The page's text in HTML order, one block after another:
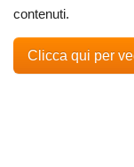
contenuti.
Clicca qui per